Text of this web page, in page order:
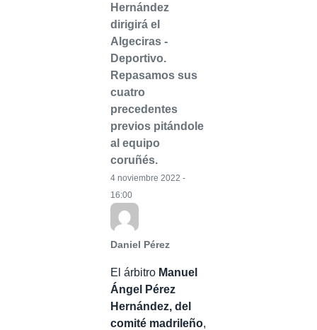
Hernández
dirigirá el
Algeciras -
Deportivo.
Repasamos sus
cuatro
precedentes
previos pitándole
al equipo
coruñés.
Daniel Pérez
4 noviembre 2022 -
16:00
El árbitro Manuel
Ángel Pérez
Hernández, del
comité madrileño,